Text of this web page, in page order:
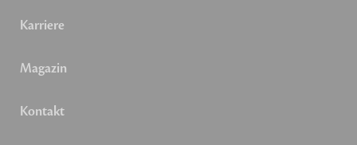
Karriere
Magazin
Kontakt